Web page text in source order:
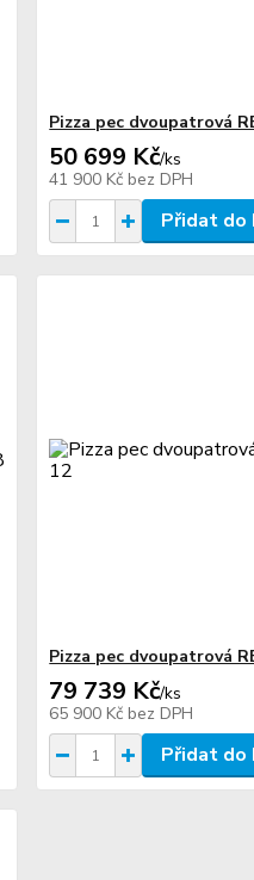
Pizza pec dvoupatrová
50 699 Kč/ks
41 900 Kč bez DPH
Přidat do
Pizza pec dvoupatrová
79 739 Kč/ks
65 900 Kč bez DPH
Přidat do